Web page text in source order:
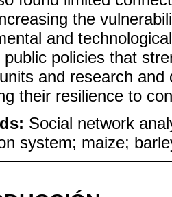
the
and
public policies that
and research
their resilience to
Social network
system; maize;